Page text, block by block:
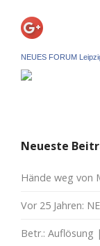
NEUES FORUM
Neueste
Hände weg von
Vor 25 Jahren:
Betr.: Auflösung